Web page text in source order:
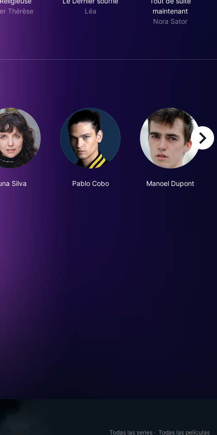
Thérèse
Léa
maintenant
Nora Sator
Silva Pablo Cobo Manoel Dupont
right
Todas las series · Todas las películas